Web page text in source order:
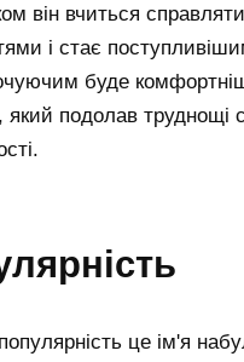
він вчиться
і стає
буде
який подолав труднощі
це ім'я